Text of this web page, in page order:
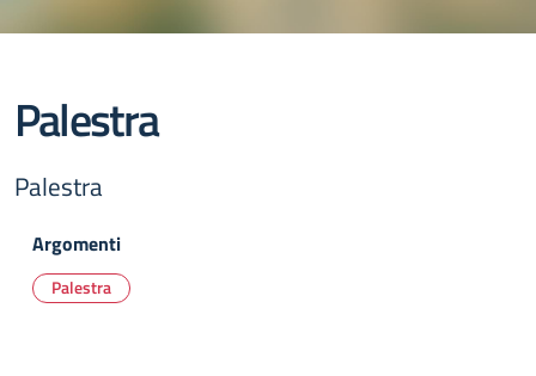
Palestra
Palestra
Argomenti
Palestra